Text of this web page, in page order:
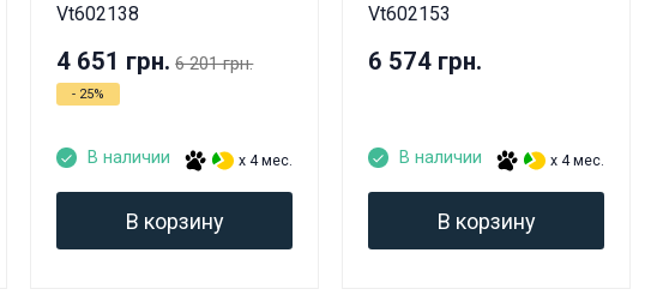
Vt602138
4 651 грн. 6 201 грн.
- 25%
В наличии x 4 мес.
В корзину
Vt602153
6 574 грн.
В наличии x 4 мес.
В корзину